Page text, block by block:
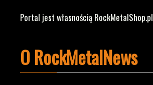
Portal jest własnością RockMetalShop.pl
O RockMetalNews